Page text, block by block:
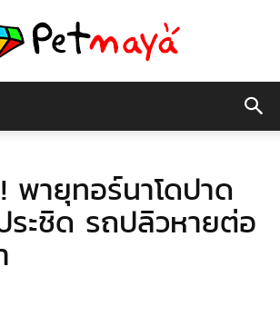
มายา
พายุทอร์นาโดปาด
ระชิด รถปลิวหายต่อ